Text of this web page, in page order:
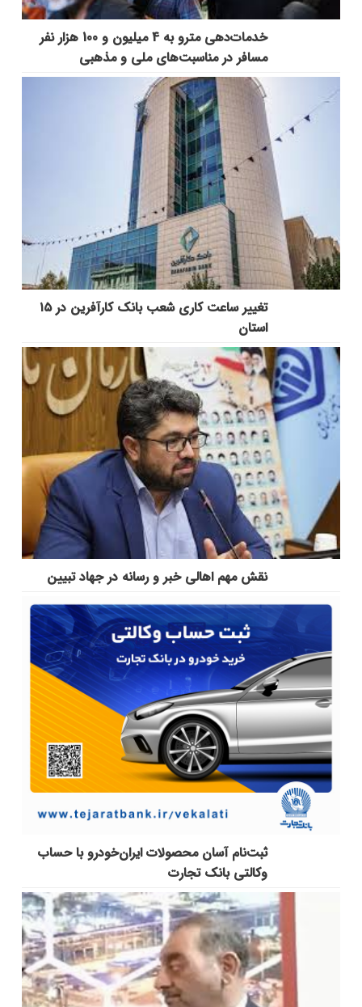
خدمات‌دهي مترو به 4 ميليون و 100 هزار نفر
مسافر در مناسبت‌هاي ملي و مذهبي
تغییر ساعت کاری شعب بانک کارآفرین در ۱۵
استان
نقش مهم اهالی خبر و رسانه در جهاد تبیین
ثبت‌نام آسان محصولات ایران‌خودرو با حساب
وکالتی بانک تجارت